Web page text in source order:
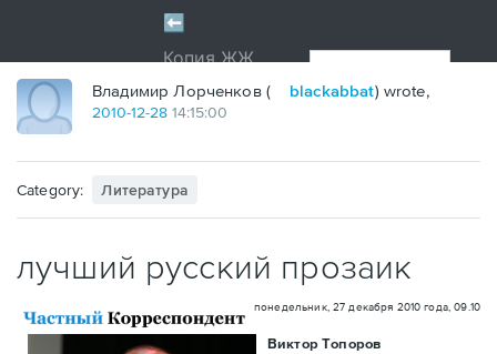
Владимир Лорченков ( blackabbat) wrote,
2010-12-28 14:15:00
Category: Литература
лучший русский прозаик
понедельник, 27 декабря 2010 года, 09.10
Виктор Топоров